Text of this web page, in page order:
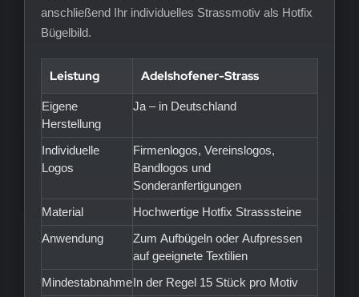
anschließend Ihr individuelles Strassmotiv als Hotfix
Bügelbild.
Leistung Adelshofener-Strass
Eigene
Herstellung
Ja – in Deutschland
Individuelle
Logos
Firmenlogos, Vereinslogos,
Bandlogos und
Sonderanfertigungen
Material
Hochwertige Hotfix Strasssteine
Anwendung
Zum Aufbügeln oder Aufpressen
auf geeignete Textilien
MindestabnahmeIn der Regel 15 Stück pro Motiv